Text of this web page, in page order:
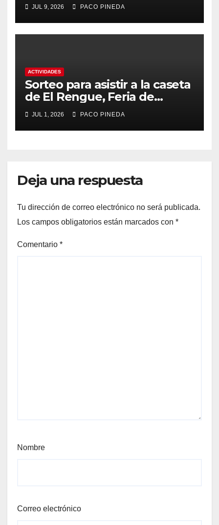
JUL 9, 2026 PACO PINEDA
ACTIVIDADES
Sorteo para asistir a la caseta
de El Rengue, Feria de
Málaga 2026
JUL 1, 2026 PACO PINEDA
Deja una respuesta
Tu dirección de correo electrónico no será publicada.
Los campos obligatorios están marcados con *
Comentario *
Nombre
Correo electrónico